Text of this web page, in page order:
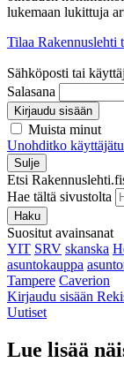
lukemaan lukittuja
Tilaa Rakennuslehti
Sähköposti tai
Salasana
Kirjaudu sisään
Muista minut
Unohditko
Sulje
Etsi
Hae tältä sivustolta
Haku
Suositut avainsanat
YIT SRV skanska
asuntokauppa
Tampere Caverion
Kirjaudu sisään
Uutiset
Lue lisää